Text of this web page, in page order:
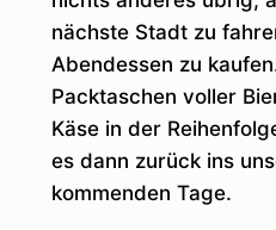
nächste Stadt zu
Abendessen zu
Packtaschen voller
Käse in der
es dann zurück ins
kommenden Tage.